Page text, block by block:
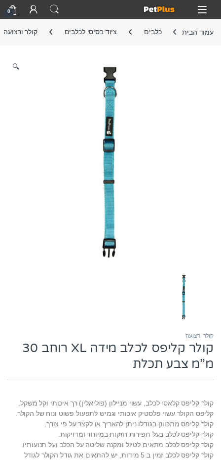
Skip to navigation
Skip to content
Open
0
עמוד הבית כלבים ציוד בסיסי לכלבים קולר ורצועה
🔍
קולר ורצועה
קולר קליפס לכלב מידה XL רוחב 30
מ”מ צבע תכלת
קולר קליפס קלאסי לכלב, עשוי מניילון (פוליאלין) רך איכותי וקל משקל.
קליפס הקולר עשוי פלסטיק איכותי וגמיש לתפעול פשוט ונוח של הקולר.
קולר קליפס מתכוונן בגודלו ניתן להאריך או לקצר על פי צורך.
קולר קליפס לכלב בעל תפירות חזקות במיוחד ומדויקות.
קולר קליפס לכלב מתאים לטיול ומקנה שליטה על הכלב ועל תנועותיו.
קולר קליפס לכלב זמין ב 5 מידות, יש להתאים את גודל הקולר לגודל